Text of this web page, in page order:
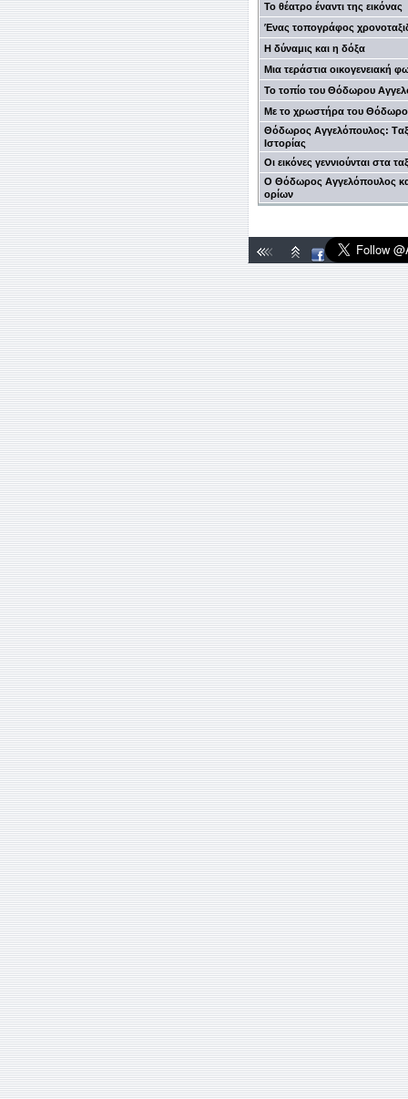
To θέατρο έναντι της εικόνας
Ένας τοπογράφος
Η δύναμις και η δόξα
Μια τεράστια οικογενειακή
Το τοπίο του Θόδωρου
Mε το χρωστήρα του
Θόδωρος Aγγελόπουλος:
Iστορίας
Oι εικόνες γεννιούνται στα
O Θόδωρος Αγγελόπουλος
ορίων